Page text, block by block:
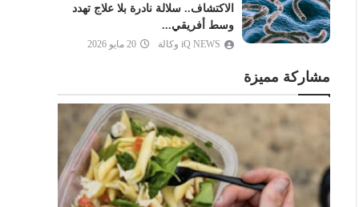
يس
الصافات
ص
الزمر
فصلت
الشورى
الزخرف
الاكتشاف.. سلالة نادرة بلا علاج تهدد
وسط أفريقي...
iQ NEWS وكالة 20 مايو 2026
مشاركة مميزة